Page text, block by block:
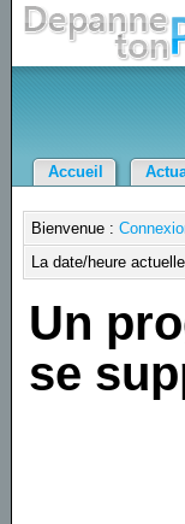
Accueil
Bienvenue :
La date/heure
Un
se